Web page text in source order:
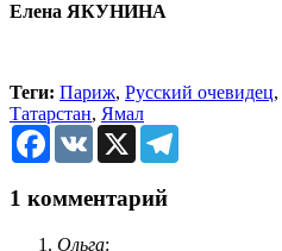
Елена ЯКУНИНА
Теги: Париж, Русский очевидец,
Татарстан, Ямал
Facebook
VK X
1 комментарий
Ольга: